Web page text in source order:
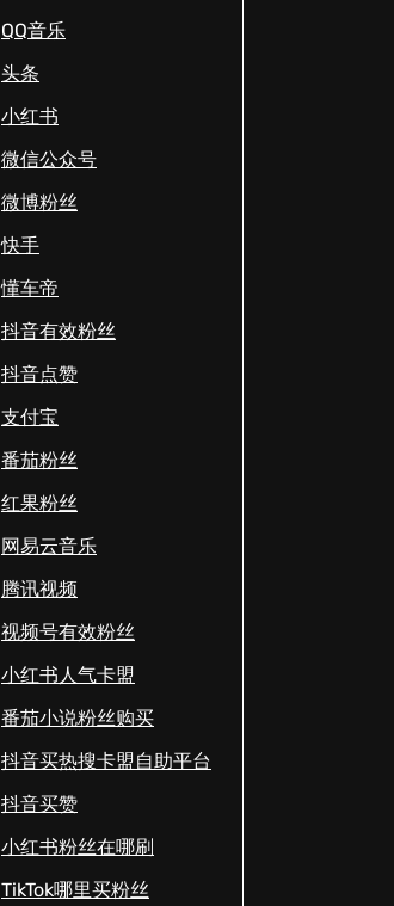
QQ音乐
头条
小红书
微信公众号
微博粉丝
快手
懂车帝
抖音有效粉丝
抖音点赞
支付宝
番茄粉丝
红果粉丝
网易云音乐
腾讯视频
视频号有效粉丝
小红书人气卡盟
番茄小说粉丝购买
抖音买热搜卡盟自助平台
抖音买赞
小红书粉丝在哪刷
TikTok哪里买粉丝